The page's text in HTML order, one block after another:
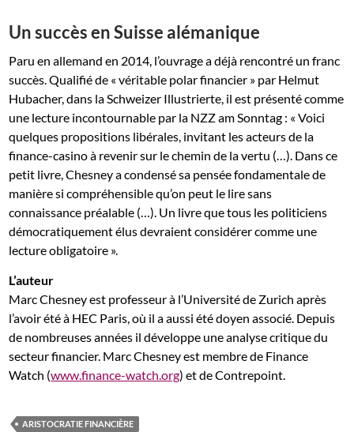
Un succès en Suisse alémanique
Paru en allemand en 2014, l’ouvrage a déjà rencontré un franc
succès. Qualifié de « véritable polar financier » par Helmut
Hubacher, dans la Schweizer Illustrierte, il est présenté comme
une lecture incontournable par la NZZ am Sonntag : « Voici
quelques propositions libérales, invitant les acteurs de la
finance-casino à revenir sur le chemin de la vertu (…). Dans ce
petit livre, Chesney a condensé sa pensée fondamentale de
manière si compréhensible qu’on peut le lire sans
connaissance préalable (…). Un livre que tous les politiciens
démocratiquement élus devraient considérer comme une
lecture obligatoire ».
L’auteur
Marc Chesney est professeur à l’Université de Zurich après
l’avoir été à HEC Paris, où il a aussi été doyen associé. Depuis
de nombreuses années il développe une analyse critique du
secteur financier. Marc Chesney est membre de Finance
Watch (www.finance-watch.org) et de Contrepoint.
ARISTOCRATIE FINANCIÈRE